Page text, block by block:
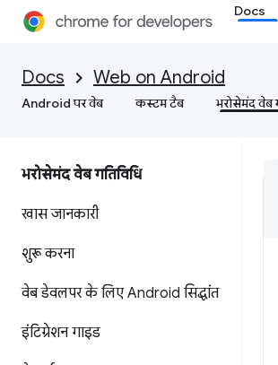
Docs
Docs Web on Android
Android पर वेब कस्‍टम टैब भरोसेमंद वेब
भरोसेमंद वेब गतिविधि
खास जानकारी
शुरू करना
वेब डेवलपर के लिए Android सिद्धांत
इंटिग्रेशन गाइड